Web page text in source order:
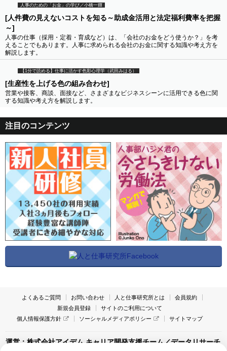
人事のための「お金」の学び／小橋一輝
[人件費の見えないコストを知る～助成金活用と法定福利費率を把握
～]
人事の仕事（採用・定着・育成など）は、「会社のお金をどう使うか？」を考
えることでもあります。人事に求められる会社のお金に関する知識や考え方を
解説します。
【1分で読める】仕事に活かす色彩心理学（武田みはる）
[生産性を上げる色の組み合わせ]
営業や接客、商談、面接など、さまざまなビジネスシーンに活用できる色に関
する知識や考え方を解説します。
注目のコンテンツ
よくあるご質問 お問い合わせ 人と仕事研究所とは
会員規約
新規会員登録
サイトのご利用について
個人情報保護方針
ソーシャルメディアポリシー サイトマップ
運営：株式会社アイデム キャリア開発支援チーム／データリサーチ